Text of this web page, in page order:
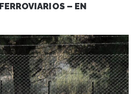
– EN